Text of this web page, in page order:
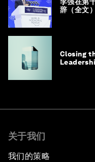
李强在第
辞（全文）
Closing
关于我们
我们的策略